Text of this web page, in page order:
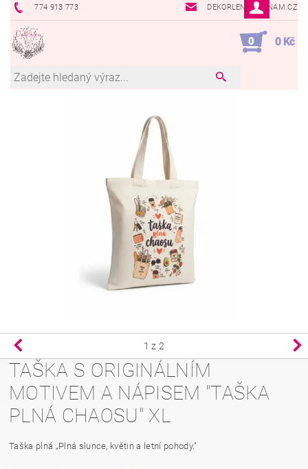
774 913 773 DEKORLEN@SEZNAM.CZ
0 0 Kč
1 z 2
TAŠKA S ORIGINÁLNÍM
MOTIVEM A NÁPISEM "TAŠKA
PLNÁ CHAOSU" XL
Taška plná „Plná slunce, květin a letní pohody."